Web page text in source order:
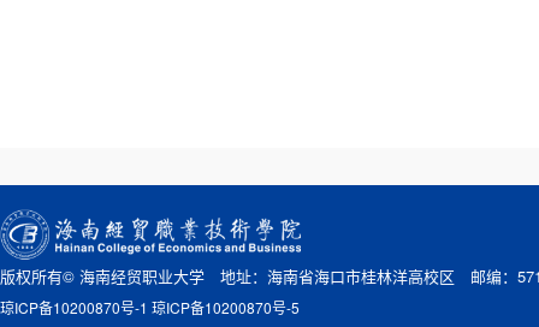
版权所有© 海南经贸职业大学 地址：海南省海口市桂林洋高校区 邮编：
琼ICP备10200870号-1 琼ICP备10200870号-5